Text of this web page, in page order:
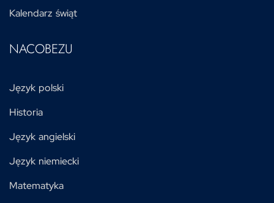
Kalendarz świąt
NACOBEZU
Język polski
Historia
Język angielski
Język niemiecki
Matematyka